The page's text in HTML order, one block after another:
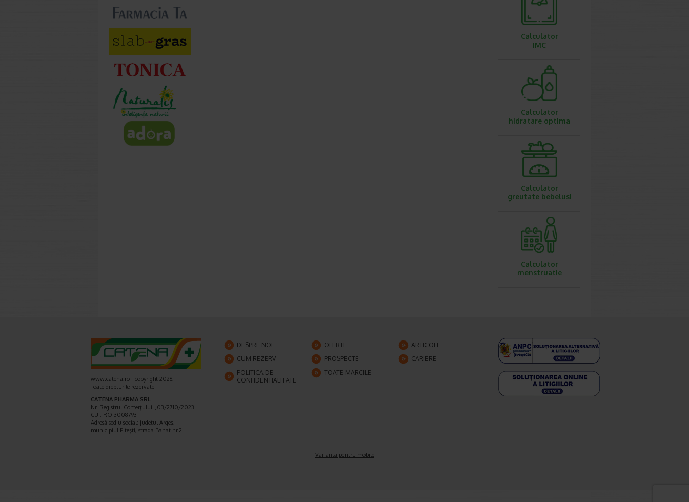
Calculator
IMC
Calculator
hidratare optima
Calculator
greutate bebelusi
Calculator
menstruatie
www.catena.ro - copyright 2026,
Toate drepturile rezervate
CATENA PHARMA SRL
Nr. Registrul Comerţului: J03/2710/2023
CUI: RO 3008793
Adresă sediu social: judetul Argeş,
municipiul Piteşti, strada Banat nr.2
DESPRE NOI OFERTE
ARTICOLE
CUM REZERV
PROSPECTE
CARIERE
POLITICA DE
CONFIDENTIALITATE
TOATE MARCILE
Varianta pentru mobile